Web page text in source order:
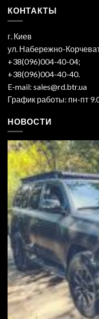
КОНТАКТЫ
г. Киев
ул. Набережно-
+38(096)004-40-04;
+38(096)004-40-40.
E-mail: sales@rd.btr.ua
График работы: пн-пт
НОВОСТИ